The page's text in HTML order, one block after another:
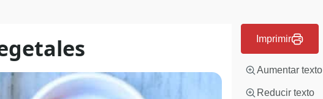
Imprimir
Aumentar texto
Reducir texto